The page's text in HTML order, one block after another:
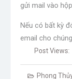
gửi mail vào
Nếu có bất kỳ
email cho
Post Views:
Phong